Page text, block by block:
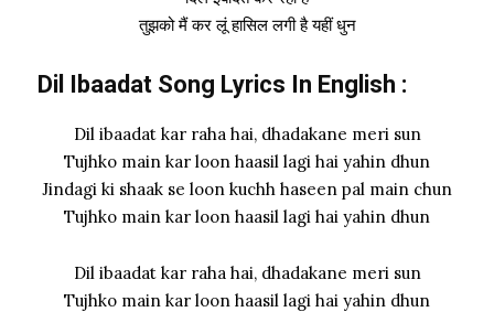
तुझको मैं कर लूं हासिल लगी है यहीं धुन
Dil Ibaadat Song Lyrics In English :
Dil ibaadat kar raha hai, dhadakane meri sun
Tujhko main kar loon haasil lagi hai yahin dhun
Jindagi ki shaak se loon kuchh haseen pal main chun
Tujhko main kar loon haasil lagi hai yahin dhun
Dil ibaadat kar raha hai, dhadakane meri sun
Tujhko main kar loon haasil lagi hai yahin dhun